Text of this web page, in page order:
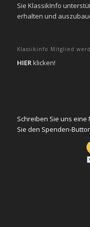
Sie KlassikInfo
erhalten und
Klassikinfo Mitglied
HIERklicken!
Schreiben Sie uns
Sie den Spenden-